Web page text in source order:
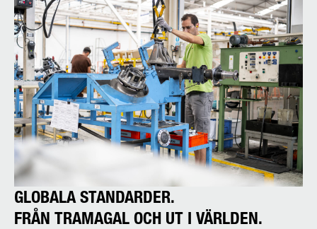
GLOBALA STANDARDER.
FRÅN TRAMAGAL OCH UT I VÄRLDEN.